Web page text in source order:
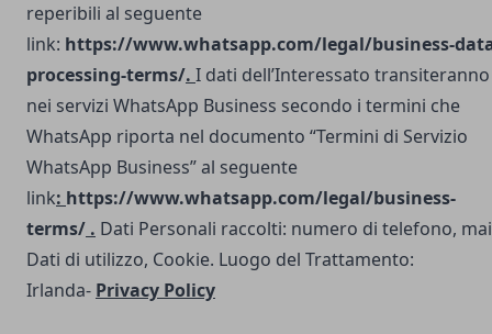
reperibili al seguente
link: https://www.whatsapp.com/legal/business-
processing-terms/. I dati dell’Interessato transiteranno
nei servizi WhatsApp Business secondo i termini che
WhatsApp riporta nel documento “Termini di Servizio
WhatsApp Business” al seguente
link: https://www.whatsapp.com/legal/business-
terms/ . Dati Personali raccolti: numero di telefono,
Dati di utilizzo, Cookie. Luogo del Trattamento:
Irlanda- Privacy Policy